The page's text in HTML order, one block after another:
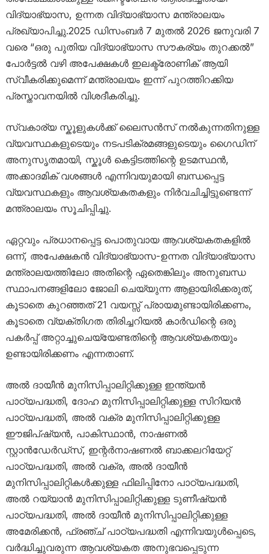
വിദ്യാഭ്യാസ, ഉന്നത വിദ്യാഭ്യാസ മന്ത്രാലയം
പ്രഖ്യാപിച്ചു.2025 ഡിസംബർ 7 മുതൽ 2026 ജനുവരി 7
വരെ “ഒരു പുതിയ വിദ്യാഭ്യാസ സൗകര്യം തുറക്കൽ”
പോർട്ടൽ വഴി അപേക്ഷകൾ ഇലക്ട്രോണിക് ആയി
സ്വീകരിക്കുമെന്ന് മന്ത്രാലയം ഇന്ന് പുറത്തിറക്കിയ
പ്രസ്താവനയിൽ വിശദീകരിച്ചു.
സ്വകാര്യ സ്കൂളുകൾക്ക് ലൈസൻസ് നൽകുന്നതിനുള്ള
വ്യവസ്ഥകളുടെയും നടപടിക്രമങ്ങളുടെയും ഗൈഡിന്
അനുസൃതമായി, സ്കൂൾ കെട്ടിടത്തിന്റെ ഉടമസ്ഥൻ,
അക്കാദമിക് വശങ്ങൾ എന്നിവയുമായി ബന്ധപ്പെട്ട
വ്യവസ്ഥകളും ആവശ്യകതകളും നിർവചിച്ചിട്ടുണ്ടെന്ന്
മന്ത്രാലയം സൂചിപ്പിച്ചു.
ഏറ്റവും പ്രധാനപ്പെട്ട പൊതുവായ ആവശ്യകതകളിൽ
ഒന്ന്, അപേക്ഷകൻ വിദ്യാഭ്യാസ-ഉന്നത വിദ്യാഭ്യാസ
മന്ത്രാലയത്തിലോ അതിന്റെ ഏതെങ്കിലും അനുബന്ധ
സ്ഥാപനങ്ങളിലോ ജോലി ചെയ്യുന്ന ആളായിരിക്കരുത്,
കൂടാതെ കുറഞ്ഞത് 21 വയസ്സ് പ്രായമുണ്ടായിരിക്കണം,
കൂടാതെ വ്യക്തിഗത തിരിച്ചറിയൽ കാർഡിന്റെ ഒരു
പകർപ്പ് അറ്റാച്ചുചെയ്യേണ്ടതിന്റെ ആവശ്യകതയും
ഉണ്ടായിരിക്കണം എന്നതാണ്.
അൽ ദായീൻ മുനിസിപ്പാലിറ്റിക്കുള്ള ഇന്ത്യൻ
പാഠ്യപദ്ധതി, ദോഹ മുനിസിപ്പാലിറ്റിക്കുള്ള സിറിയൻ
പാഠ്യപദ്ധതി, അൽ വക്ര മുനിസിപ്പാലിറ്റിക്കുള്ള
ഈജിപ്ഷ്യൻ, പാകിസ്ഥാൻ, നാഷണൽ
സ്റ്റാൻഡേർഡ്സ്, ഇന്റർനാഷണൽ ബാക്കലറിയേറ്റ്
പാഠ്യപദ്ധതി, അൽ വക്ര, അൽ ദായീൻ
മുനിസിപ്പാലിറ്റികൾക്കുള്ള ഫിലിപ്പിനോ പാഠ്യപദ്ധതി,
അൽ റയ്യാൻ മുനിസിപ്പാലിറ്റിക്കുള്ള ടുണീഷ്യൻ
പാഠ്യപദ്ധതി, അൽ ദായീൻ മുനിസിപ്പാലിറ്റിക്കുള്ള
അമേരിക്കൻ, ഫ്രഞ്ച് പാഠ്യപദ്ധതി എന്നിവയുൾപ്പെടെ,
വർദ്ധിച്ചുവരുന്ന ആവശ്യകത അനുഭവപ്പെടുന്ന